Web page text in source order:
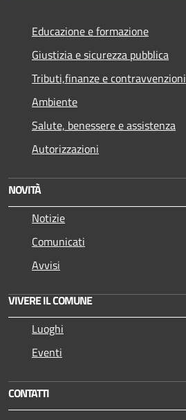
Educazione e formazione
Giustizia e sicurezza pubblica
Tributi,finanze e contravvenzioni
Ambiente
Salute, benessere e assistenza
Autorizzazioni
NOVITÀ
Notizie
Comunicati
Avvisi
VIVERE IL COMUNE
Luoghi
Eventi
CONTATTI